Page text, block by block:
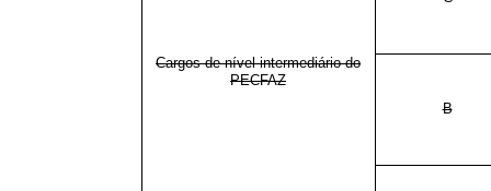
Cargos de nível intermediário do
PECFAZ
B